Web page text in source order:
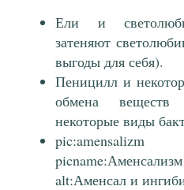
Ели и
затеняют
выгоды для себя).
Пеницилл и
обмена веществ
некоторые виды
pic:amensalizm
picname:Аменсализм
alt:Аменсал и